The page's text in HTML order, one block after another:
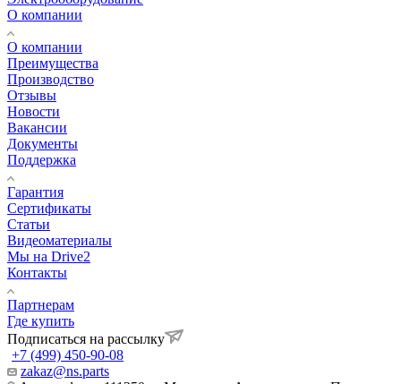
О компании
О компании
Преимущества
Производство
Отзывы
Новости
Вакансии
Документы
Поддержка
Гарантия
Сертификаты
Статьи
Видеоматериалы
Мы на Drive2
Контакты
Партнерам
Где купить
Подписаться на рассылку
+7 (499) 450-90-08
zakaz@ns.parts